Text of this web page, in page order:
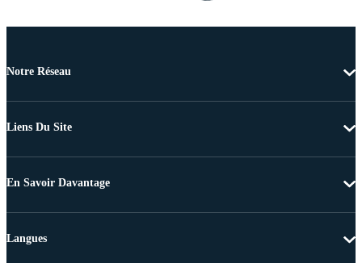
Notre Réseau
Liens Du Site
En Savoir Davantage
Langues